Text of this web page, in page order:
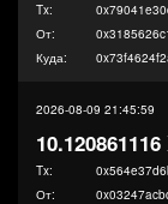
Tx:
От:
Куда:
2026-08-09 21:45:59
10.120861116
Tx:
От: